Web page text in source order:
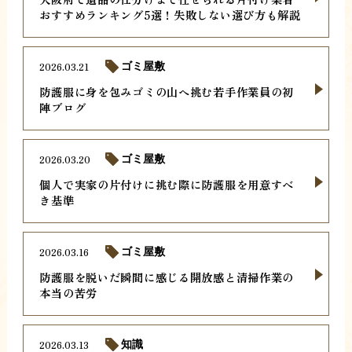
おすすめランキング5選！失敗しない選び方も解説
防護服に身を包みゴミの山へ挑む若手作業員の初
陣ブログ
2026.03.21 ゴミ屋敷
個人で実家の片付けに挑む際に防護服を用意すべ
き基準
2026.03.20 ゴミ屋敷
防護服を脱いだ瞬間に感じる開放感と清掃作業の
本当の苦労
2026.03.16 ゴミ屋敷
2026.03.13 知識